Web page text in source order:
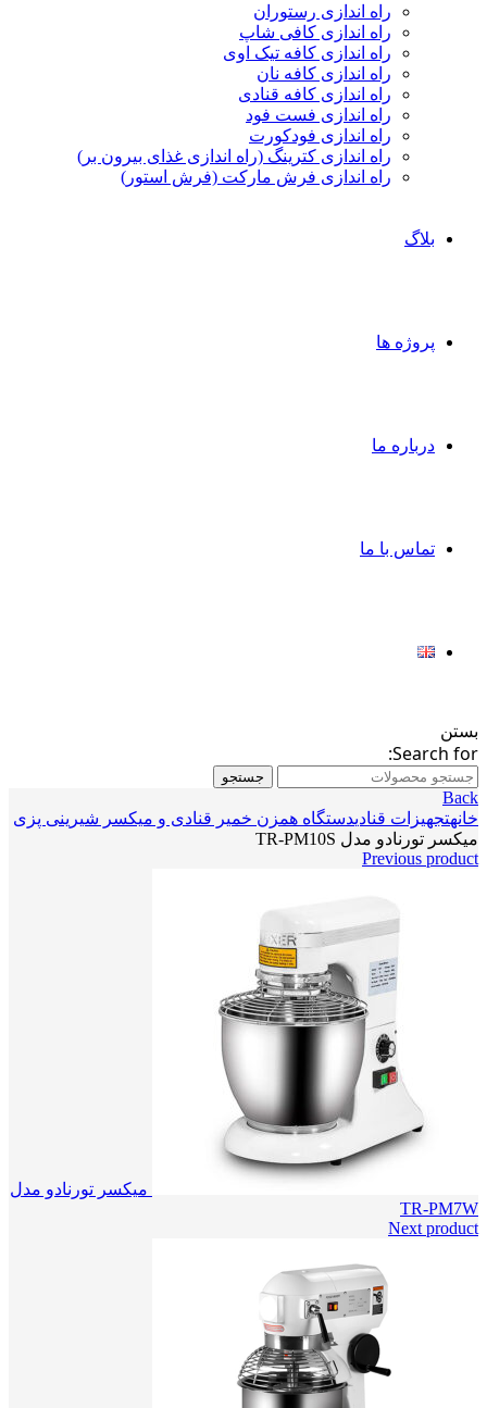
راه اندازی رستوران
راه اندازی کافی شاپ
راه اندازی کافه تیک اوی
راه اندازی کافه نان
راه اندازی کافه قنادی
راه اندازی فست فود
راه اندازی فودکورت
راه اندازی کترینگ (راه‌ اندازی غذای بیرون بر)
راه اندازی فرش مارکت (فرش استور)
بلاگ
پروژه ها
درباره ما
تماس با ما
بستن
Search for:
جستجو
Back
خانهتجهیزات قنادیدستگاه همزن خمیر قنادی و میکسر شیرینی پزی
میکسر تورنادو مدل TR-PM10S
Previous product
میکسر تورنادو مدل
TR-PM7W
Next product